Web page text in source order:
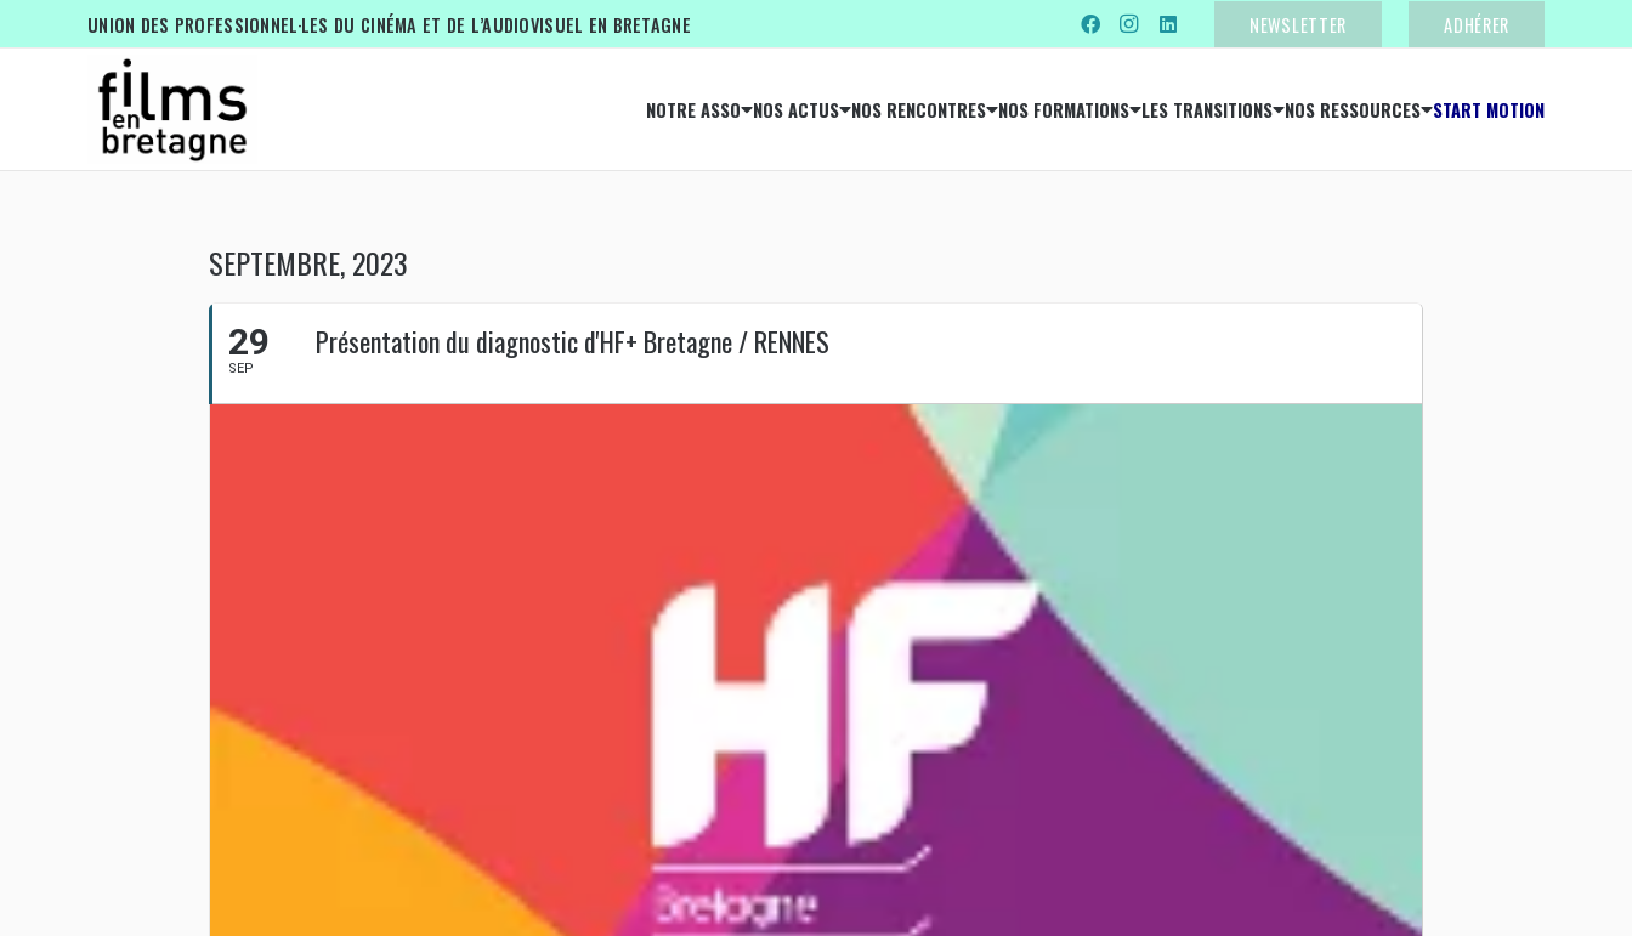
UNION DES PROFESSIONNEL·LES DU CINÉMA ET DE L’AUDIOVISUEL EN BRETAGNE NEWSLETTER ADHÉRER
NOTRE ASSO NOS ACTUS NOS RENCONTRES NOS FORMATIONS LES TRANSITIONS NOS RESSOURCES START MOTION
SEPTEMBRE, 2023
29
SEP
Présentation du diagnostic d'HF+ Bretagne / RENNES